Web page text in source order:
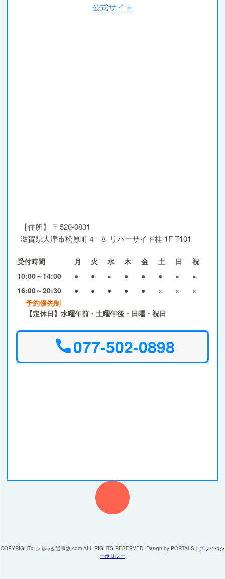
公式サイト
【住所】
〒520-0831
滋賀県大津市松原町４−８ リバーサイド桂 1F T101
受付時間 月 火 水 木 金 土 日
祝
10:00～14:00
● ● × ● ● ● ×
×
16:00～20:30
● ● ● ● ● × ×
×
予約優先制
【定休日】水曜午前・土曜午後・日曜・祝日
077-502-0898
COPYRIGHT© 京都市交通事故.com ALL RIGHTS RESERVED. Design by PORTALS ｜ プライバシ
ーポリシー